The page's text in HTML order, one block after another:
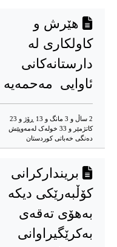
هێرش و
کاولکاری لە
دارستانەکانی
ئاوایی مەحمەیە
2 ساڵ و 3 مانگ و 13 ڕۆژ و 23
کاتژمێر و 33 خوله‌ک له‌مه‌وپێش‌
دەنگی خەباتی کوردستان
بریندارکرانی
کۆڵبەرێكی دیکە
بەهۆی تەقەی
بەكرێگیراوانی